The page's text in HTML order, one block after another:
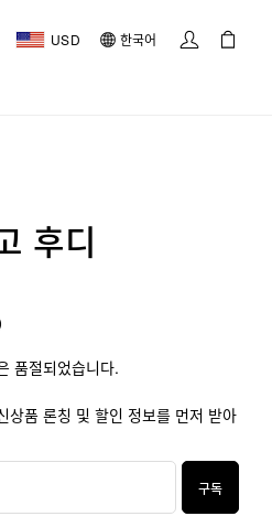
USD 한국어
후디
품절되었습니다.
상품 론칭 및 할인 정보를 먼저 받아
구독